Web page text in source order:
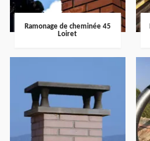
Ramonage de cheminée 45
Loiret